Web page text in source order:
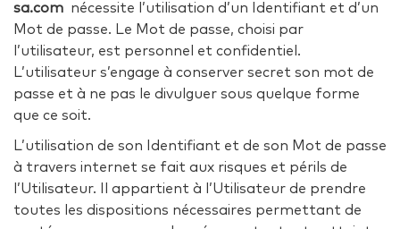
sa.com nécessite l’utilisation d’un Identifiant et d’un
Mot de passe. Le Mot de passe, choisi par
l’utilisateur, est personnel et confidentiel.
L’utilisateur s’engage à conserver secret son mot de
passe et à ne pas le divulguer sous quelque forme
que ce soit.
L’utilisation de son Identifiant et de son Mot de passe
à travers internet se fait aux risques et périls de
l’Utilisateur. Il appartient à l’Utilisateur de prendre
toutes les dispositions nécessaires permettant de